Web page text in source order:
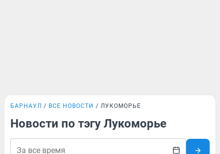
БАРНАУЛ ВСЕ НОВОСТИ ЛУКОМОРЬЕ
Новости по тэгу Лукоморье